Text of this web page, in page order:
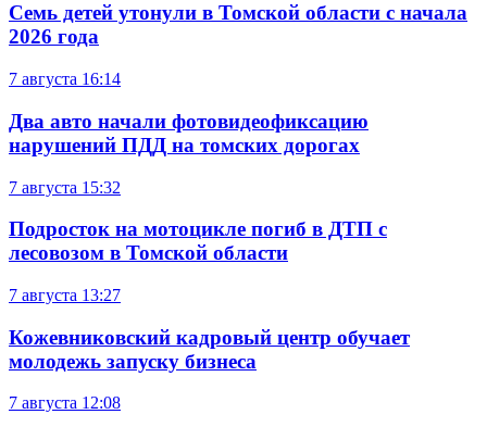
Семь детей утонули в Томской области с начала
2026 года
7 августа 16:14
Два авто начали фотовидеофиксацию
нарушений ПДД на томских дорогах
7 августа 15:32
Подросток на мотоцикле погиб в ДТП с
лесовозом в Томской области
7 августа 13:27
Кожевниковский кадровый центр обучает
молодежь запуску бизнеса
7 августа 12:08